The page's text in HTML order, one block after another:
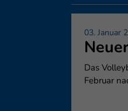
03. Januar
Das
Februar